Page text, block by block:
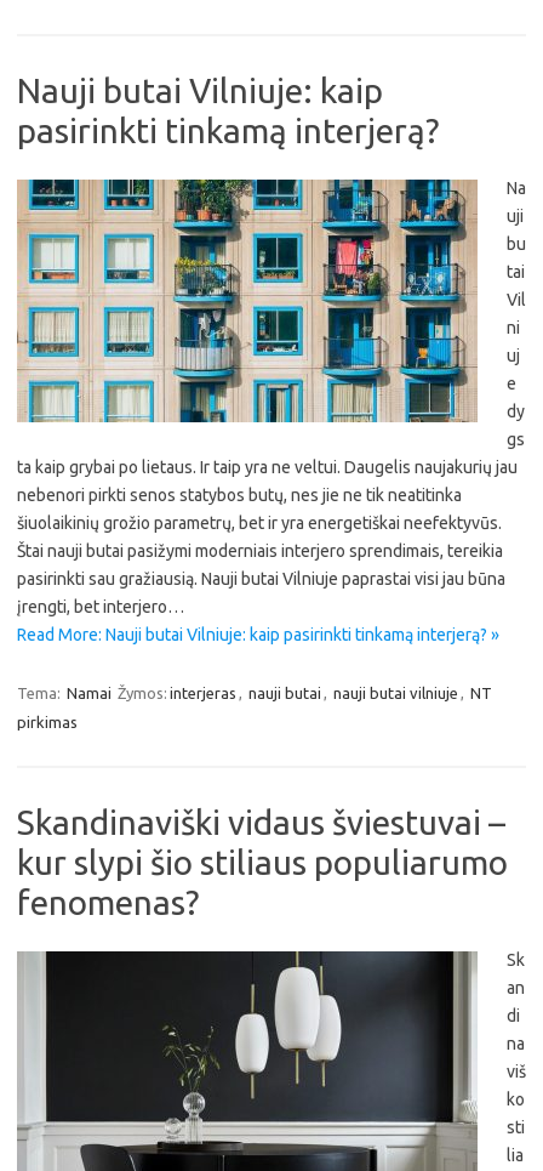
Nauji butai Vilniuje: kaip
pasirinkti tinkamą interjerą?
Na
uji
bu
tai
Vil
ni
uj
e
dy
gs
ta kaip grybai po lietaus. Ir taip yra ne veltui. Daugelis naujakurių jau
nebenori pirkti senos statybos butų, nes jie ne tik neatitinka
šiuolaikinių grožio parametrų, bet ir yra energetiškai neefektyvūs.
Štai nauji butai pasižymi moderniais interjero sprendimais, tereikia
pasirinkti sau gražiausią. Nauji butai Vilniuje paprastai visi jau būna
įrengti, bet interjero…
Read More: Nauji butai Vilniuje: kaip pasirinkti tinkamą interjerą? »
Tema: Namai Žymos: interjeras , nauji butai , nauji butai vilniuje , NT
pirkimas
Skandinaviški vidaus šviestuvai –
kur slypi šio stiliaus populiarumo
fenomenas?
Sk
an
di
na
viš
ko
sti
lia